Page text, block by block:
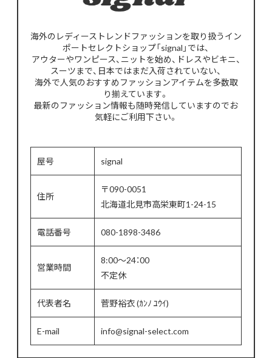
海外のレディーストレンドファッションを取り扱うイン
ポートセレクトショップ「signal」では、
アウターやワンピース、ニットを始め、ドレスやビキニ、
スーツまで、日本ではまだ入荷されていない、
海外で人気のおすすめファッションアイテムを多数取
り揃えています。
最新のファッション情報も随時発信していますのでお
気軽にご利用下さい。
屋号 signal
住所
〒090-0051
北海道北見市高栄東町1-24-15
電話番号 080-1898-3486
営業時間
8:00～24：00
不定休
代表者名 菅野裕衣 (ｶﾝﾉ ﾕｳｲ)
E-mail info@signal-select.com